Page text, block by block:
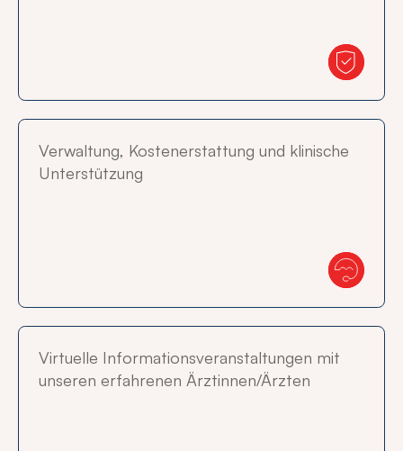
Verwaltung, Kostenerstattung und klinische
Unterstützung
Virtuelle Informationsveranstaltungen mit
unseren erfahrenen Ärztinnen/Ärzten